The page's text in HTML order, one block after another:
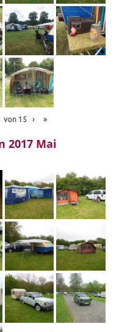
von 15 › »
2017 Mai